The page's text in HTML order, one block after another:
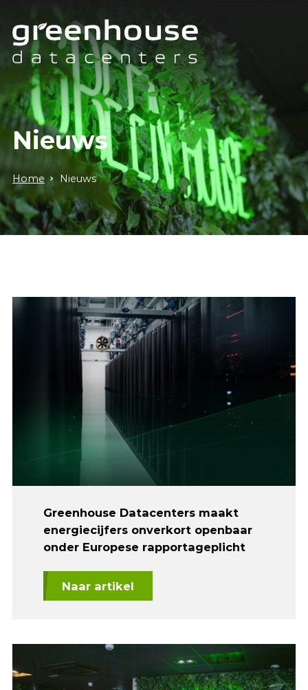
Nieuws
Home Nieuws
Greenhouse Datacenters maakt
energiecijfers onverkort openbaar
onder Europese rapportageplicht
Naar artikel